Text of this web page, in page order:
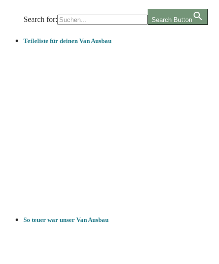
Search for: Search Button
Teileliste für deinen Van Ausbau
So teuer war unser Van Ausbau